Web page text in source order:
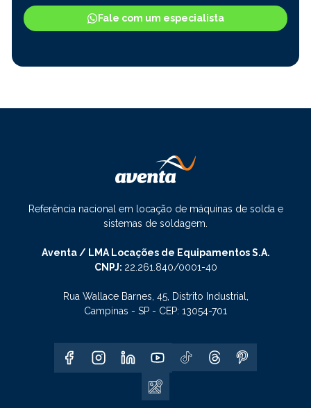
Fale com um especialista
Referência nacional em locação de máquinas de solda e
sistemas de soldagem.
Aventa / LMA Locações de Equipamentos S.A.
CNPJ: 22.261.840/0001-40
Rua Wallace Barnes, 45, Distrito Industrial,
Campinas - SP - CEP: 13054-701